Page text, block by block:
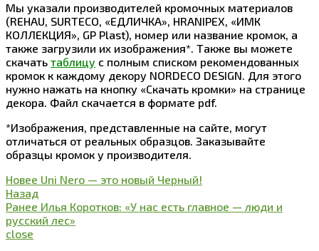
Мы указали производителей кромочных материалов
(REHAU, SURTECO, «ЕДЛИЧКА», HRANIPEX, «ИМК
КОЛЛЕКЦИЯ», GP Plast), номер или название кромок, а
также загрузили их изображения*. Также вы можете
скачать таблицу с полным списком рекомендованных
кромок к каждому декору NORDECO DESIGN. Для этого
нужно нажать на кнопку «Скачать кромки» на странице
декора. Файл скачается в формате pdf.
*Изображения, представленные на сайте, могут
отличаться от реальных образцов. Заказывайте
образцы кромок у производителя.
Новее Uni Nero — это новый Черный!
Назад
Ранее Илья Коротков: «У нас есть главное — люди и
русский лес»
close